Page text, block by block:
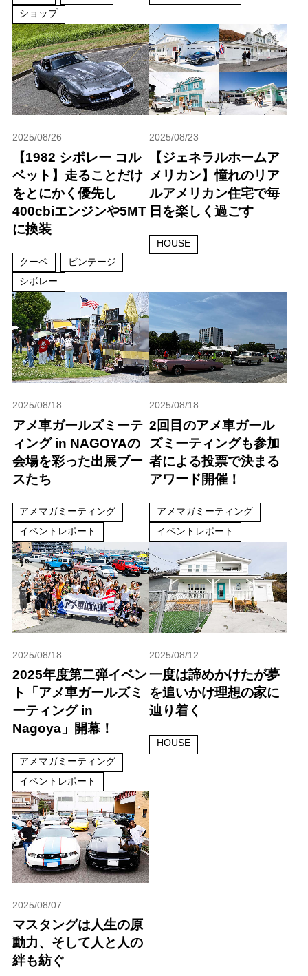
ショップ
2025/08/26
【1982 シボレー コル
ベット】走ることだけ
をとにかく優先し
400cbiエンジンや5MT
に換装
クーペ
ビンテージ
シボレー
2025/08/23
【ジェネラルホームア
メリカン】憧れのリア
ルアメリカン住宅で毎
日を楽しく過ごす
HOUSE
2025/08/18
アメ車ガールズミーテ
ィング in NAGOYAの
会場を彩った出展ブー
スたち
アメマガミーティング
イベントレポート
2025/08/18
2回目のアメ車ガール
ズミーティングも参加
者による投票で決まる
アワード開催！
アメマガミーティング
イベントレポート
2025/08/18
2025年度第二弾イベン
ト「アメ車ガールズミ
ーティング in
Nagoya」開幕！
アメマガミーティング
イベントレポート
2025/08/12
一度は諦めかけたが夢
を追いかけ理想の家に
辿り着く
HOUSE
2025/08/07
マスタングは人生の原
動力、そして人と人の
絆も紡ぐ